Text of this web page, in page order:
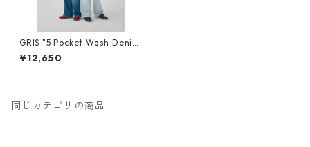
GRIS "5 Pocket Wash Deni
m" (ice) S/M [GR-DENIM-0
3］
¥12,650
同じカテゴリの商品